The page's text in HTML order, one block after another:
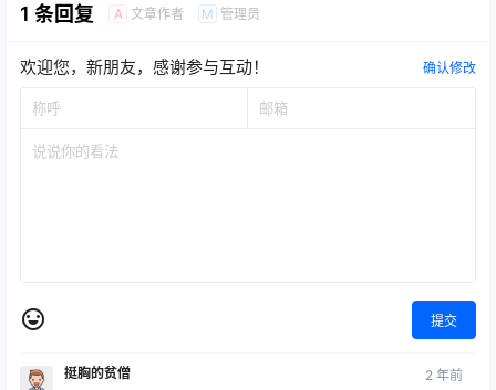
1 条回复 A 文章作者 M 管理员
欢迎您，新朋友，感谢参与互动！ 确认修改
提交
挺胸的贫僧
2 年前